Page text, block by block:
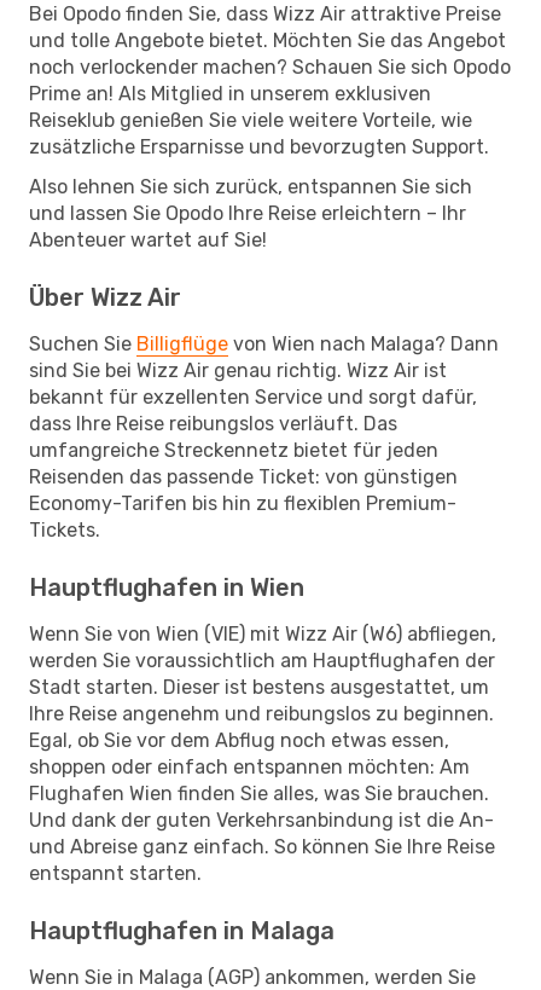
Bei Opodo finden Sie, dass Wizz Air attraktive Preise
und tolle Angebote bietet. Möchten Sie das Angebot
noch verlockender machen? Schauen Sie sich Opodo
Prime an! Als Mitglied in unserem exklusiven
Reiseklub genießen Sie viele weitere Vorteile, wie
zusätzliche Ersparnisse und bevorzugten Support.
Also lehnen Sie sich zurück, entspannen Sie sich
und lassen Sie Opodo Ihre Reise erleichtern – Ihr
Abenteuer wartet auf Sie!
Über Wizz Air
Suchen Sie Billigflüge von Wien nach Malaga? Dann
sind Sie bei Wizz Air genau richtig. Wizz Air ist
bekannt für exzellenten Service und sorgt dafür,
dass Ihre Reise reibungslos verläuft. Das
umfangreiche Streckennetz bietet für jeden
Reisenden das passende Ticket: von günstigen
Economy-Tarifen bis hin zu flexiblen Premium-
Tickets.
Hauptflughafen in Wien
Wenn Sie von Wien (VIE) mit Wizz Air (W6) abfliegen,
werden Sie voraussichtlich am Hauptflughafen der
Stadt starten. Dieser ist bestens ausgestattet, um
Ihre Reise angenehm und reibungslos zu beginnen.
Egal, ob Sie vor dem Abflug noch etwas essen,
shoppen oder einfach entspannen möchten: Am
Flughafen Wien finden Sie alles, was Sie brauchen.
Und dank der guten Verkehrsanbindung ist die An-
und Abreise ganz einfach. So können Sie Ihre Reise
entspannt starten.
Hauptflughafen in Malaga
Wenn Sie in Malaga (AGP) ankommen, werden Sie